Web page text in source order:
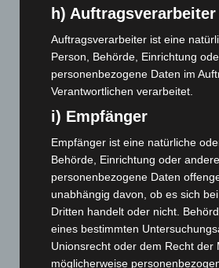
Werke im Jacques’ Wein-Depot
A2: Zweite Turbobaustelle startet
und Bothfeld
8. August 2026
Niedersachsen: Feuerwehrkräfte
Waldbrandeinsatz aus Spanien zurück
7. August 2026
Hannover: Erste Tigermücken-
entdeckt
7. August 2026
Brand im „Haus der Begegnung“ in
h) Auftragsverarbeiter
Auftragsverarbeiter ist eine
Person, Behörde, Einrichtung
personenbezogene Daten im
Verantwortlichen verarbeitet.
i) Empfänger
Empfänger ist eine natürliche
Behörde, Einrichtung oder
personenbezogene Daten
unabhängig davon, ob es sich
Dritten handelt oder nicht.
eines bestimmten
Unionsrecht oder dem Recht der
möglicherweise